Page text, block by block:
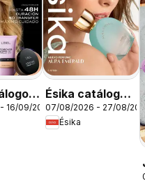
16/09/2026
Ésika catálogo
C12/2026
07/08/2026 - 27/08/
Ésika